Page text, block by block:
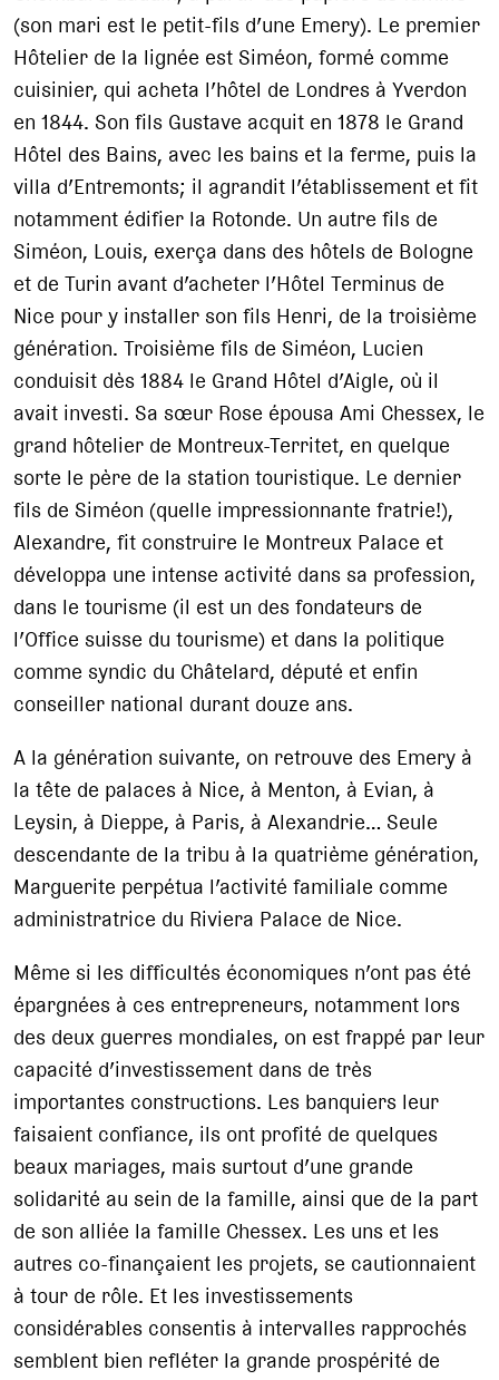
(son mari est le petit-fils d’une Emery). Le premier
Hôtelier de la lignée est Siméon, formé comme
cuisinier, qui acheta l’hôtel de Londres à Yverdon
en 1844. Son fils Gustave acquit en 1878 le Grand
Hôtel des Bains, avec les bains et la ferme, puis la
villa d’Entremonts; il agrandit l’établissement et fit
notamment édifier la Rotonde. Un autre fils de
Siméon, Louis, exerça dans des hôtels de Bologne
et de Turin avant d’acheter l’Hôtel Terminus de
Nice pour y installer son fils Henri, de la troisième
génération. Troisième fils de Siméon, Lucien
conduisit dès 1884 le Grand Hôtel d’Aigle, où il
avait investi. Sa sœur Rose épousa Ami Chessex, le
grand hôtelier de Montreux-Territet, en quelque
sorte le père de la station touristique. Le dernier
fils de Siméon (quelle impressionnante fratrie!),
Alexandre, fit construire le Montreux Palace et
développa une intense activité dans sa profession,
dans le tourisme (il est un des fondateurs de
l’Office suisse du tourisme) et dans la politique
comme syndic du Châtelard, député et enfin
conseiller national durant douze ans.
A la génération suivante, on retrouve des Emery à
la tête de palaces à Nice, à Menton, à Evian, à
Leysin, à Dieppe, à Paris, à Alexandrie… Seule
descendante de la tribu à la quatrième génération,
Marguerite perpétua l’activité familiale comme
administratrice du Riviera Palace de Nice.
Même si les difficultés économiques n’ont pas été
épargnées à ces entrepreneurs, notamment lors
des deux guerres mondiales, on est frappé par leur
capacité d’investissement dans de très
importantes constructions. Les banquiers leur
faisaient confiance, ils ont profité de quelques
beaux mariages, mais surtout d’une grande
solidarité au sein de la famille, ainsi que de la part
de son alliée la famille Chessex. Les uns et les
autres co-finançaient les projets, se cautionnaient
à tour de rôle. Et les investissements
considérables consentis à intervalles rapprochés
semblent bien refléter la grande prospérité de